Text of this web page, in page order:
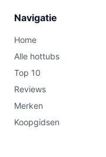
Navigatie
Home
Alle hottubs
Top 10
Reviews
Merken
Koopgidsen